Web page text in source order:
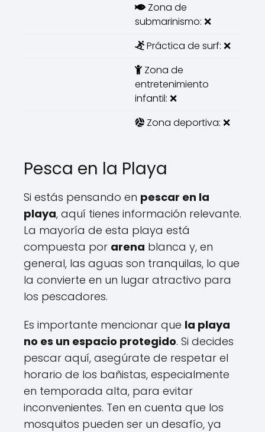
Zona de
submarinismo: ❌
Práctica de surf: ❌
Zona de
entretenimiento
infantil: ❌
Zona deportiva: ❌
Pesca en la Playa
Si estás pensando en pescar en la
playa, aquí tienes información relevante.
La mayoría de esta playa está
compuesta por arena blanca y, en
general, las aguas son tranquilas, lo que
la convierte en un lugar atractivo para
los pescadores.
Es importante mencionar que la playa
no es un espacio protegido. Si decides
pescar aquí, asegúrate de respetar el
horario de los bañistas, especialmente
en temporada alta, para evitar
inconvenientes. Ten en cuenta que los
mosquitos pueden ser un desafío, ya